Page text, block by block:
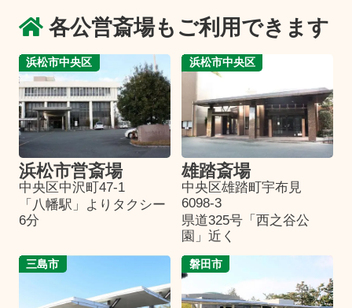
各公営斎場もご利用できます
浜松市中央区
浜松市営斎場
中央区中沢町47-1
「八幡駅」よりタクシー
6分
浜松市中央区
雄踏斎場
中央区雄踏町宇布見
6098-3
県道325号「西之谷公
園」近く
三島市 磐田市